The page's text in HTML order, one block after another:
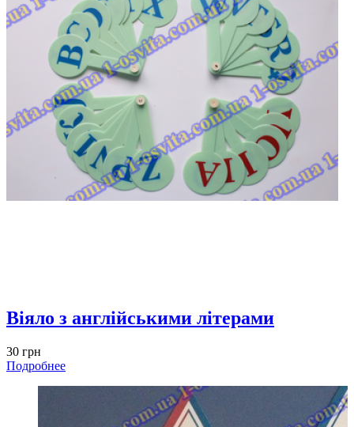
Віяло з англійськими літерами
30 грн
Подробнее